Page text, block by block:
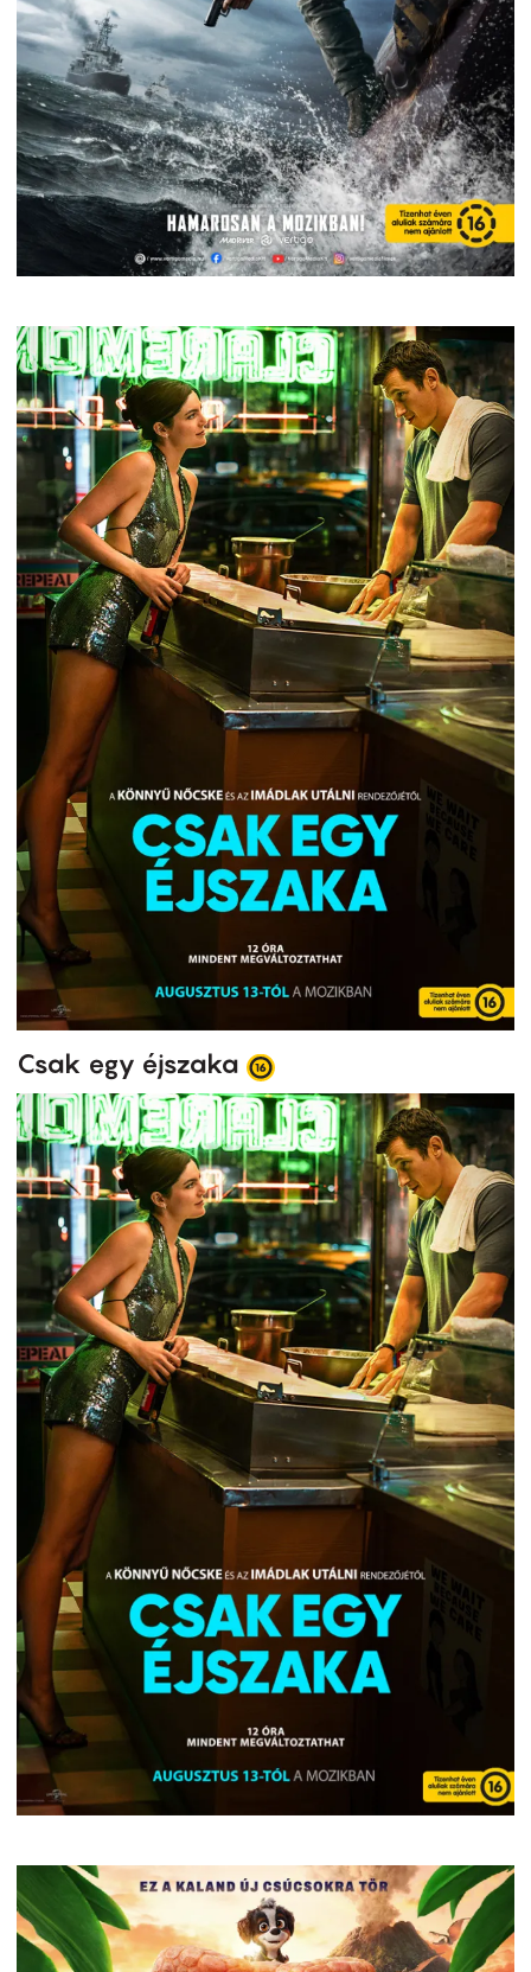
Csak egy éjszaka